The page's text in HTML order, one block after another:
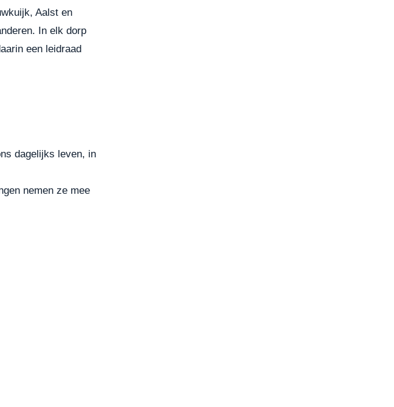
Aalst en
In elk dorp
een leidraad
dagelijks leven, in
nemen ze mee